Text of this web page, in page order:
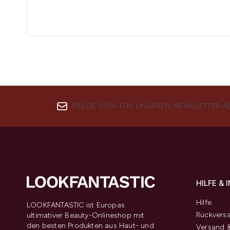
MELDE DICH FÜR UNSEREN NEWSLETTER
LOOKFANTASTIC ist Europas
ultimativer Beauty-Onlineshop mit
den besten Produkten aus Haut- und
HILFE &
Hilfe
Versand